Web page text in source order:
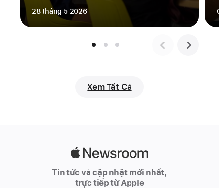
trình.
Thoát
cụ
28 tháng 5 2026
Xem Tất Cả
Tin tức và cập nhật mới nhất,
trực tiếp từ Apple